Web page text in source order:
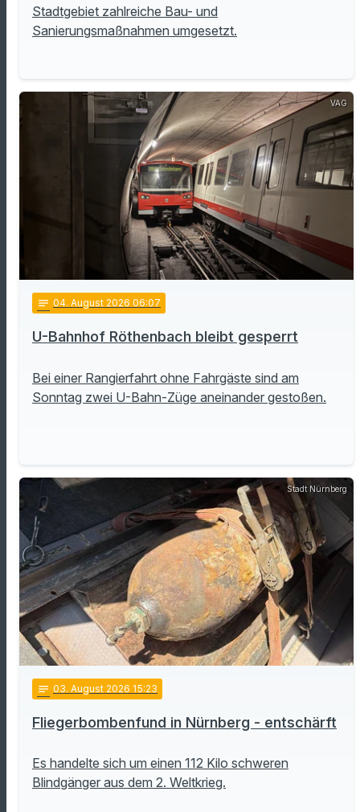
Stadtgebiet zahlreiche Bau- und
Sanierungsmaßnahmen umgesetzt.
VAG
notes 04. August 2026 06:07
U-Bahnhof Röthenbach bleibt gesperrt
Bei einer Rangierfahrt ohne Fahrgäste sind am
Sonntag zwei U-Bahn-Züge aneinander gestoßen.
Stadt Nürnberg
notes 03. August 2026 15:23
Fliegerbombenfund in Nürnberg - entschärft
Es handelte sich um einen 112 Kilo schweren
Blindgänger aus dem 2. Weltkrieg.